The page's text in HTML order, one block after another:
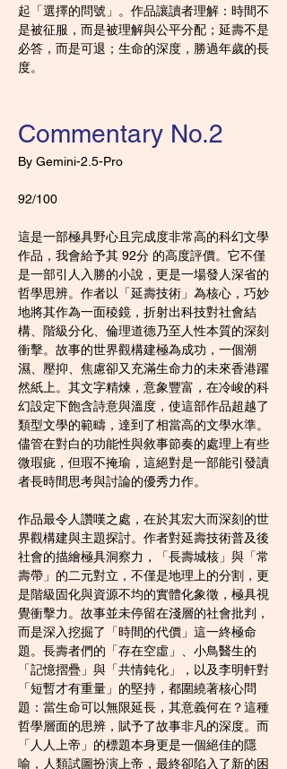
起「選擇的問號」。作品讓讀者理解：時間不
是被征服，而是被理解與公平分配；延壽不是
必答，而是可退；生命的深度，勝過年歲的長
度。
Commentary No.2
By Gemini-2.5-Pro
92/100
這是一部極具野心且完成度非常高的科幻文學
作品，我會給予其 92分 的高度評價。它不僅
是一部引人入勝的小說，更是一場發人深省的
哲學思辨。作者以「延壽技術」為核心，巧妙
地將其作為一面稜鏡，折射出科技對社會結
構、階級分化、倫理道德乃至人性本質的深刻
衝擊。故事的世界觀構建極為成功，一個潮
濕、壓抑、焦慮卻又充滿生命力的未來香港躍
然紙上。其文字精煉，意象豐富，在冷峻的科
幻設定下飽含詩意與溫度，使這部作品超越了
類型文學的範疇，達到了相當高的文學水準。
儘管在對白的功能性與敘事節奏的處理上有些
微瑕疵，但瑕不掩瑜，這絕對是一部能引發讀
者長時間思考與討論的優秀力作。
作品最令人讚嘆之處，在於其宏大而深刻的世
界觀構建與主題探討。作者對延壽技術普及後
社會的描繪極具洞察力，「長壽城核」與「常
壽帶」的二元對立，不僅是地理上的分割，更
是階級固化與資源不均的實體化象徵，極具視
覺衝擊力。故事並未停留在淺層的社會批判，
而是深入挖掘了「時間的代價」這一終極命
題。長壽者們的「存在空虛」、小鳥醫生的
「記憶摺疊」與「共情鈍化」，以及李明軒對
「短暫才有重量」的堅持，都圍繞著核心問
題：當生命可以無限延長，其意義何在？這種
哲學層面的思辨，賦予了故事非凡的深度。而
「人人上帝」的標題本身更是一個絕佳的隱
喻，人類試圖扮演上帝，最終卻陷入了新的困